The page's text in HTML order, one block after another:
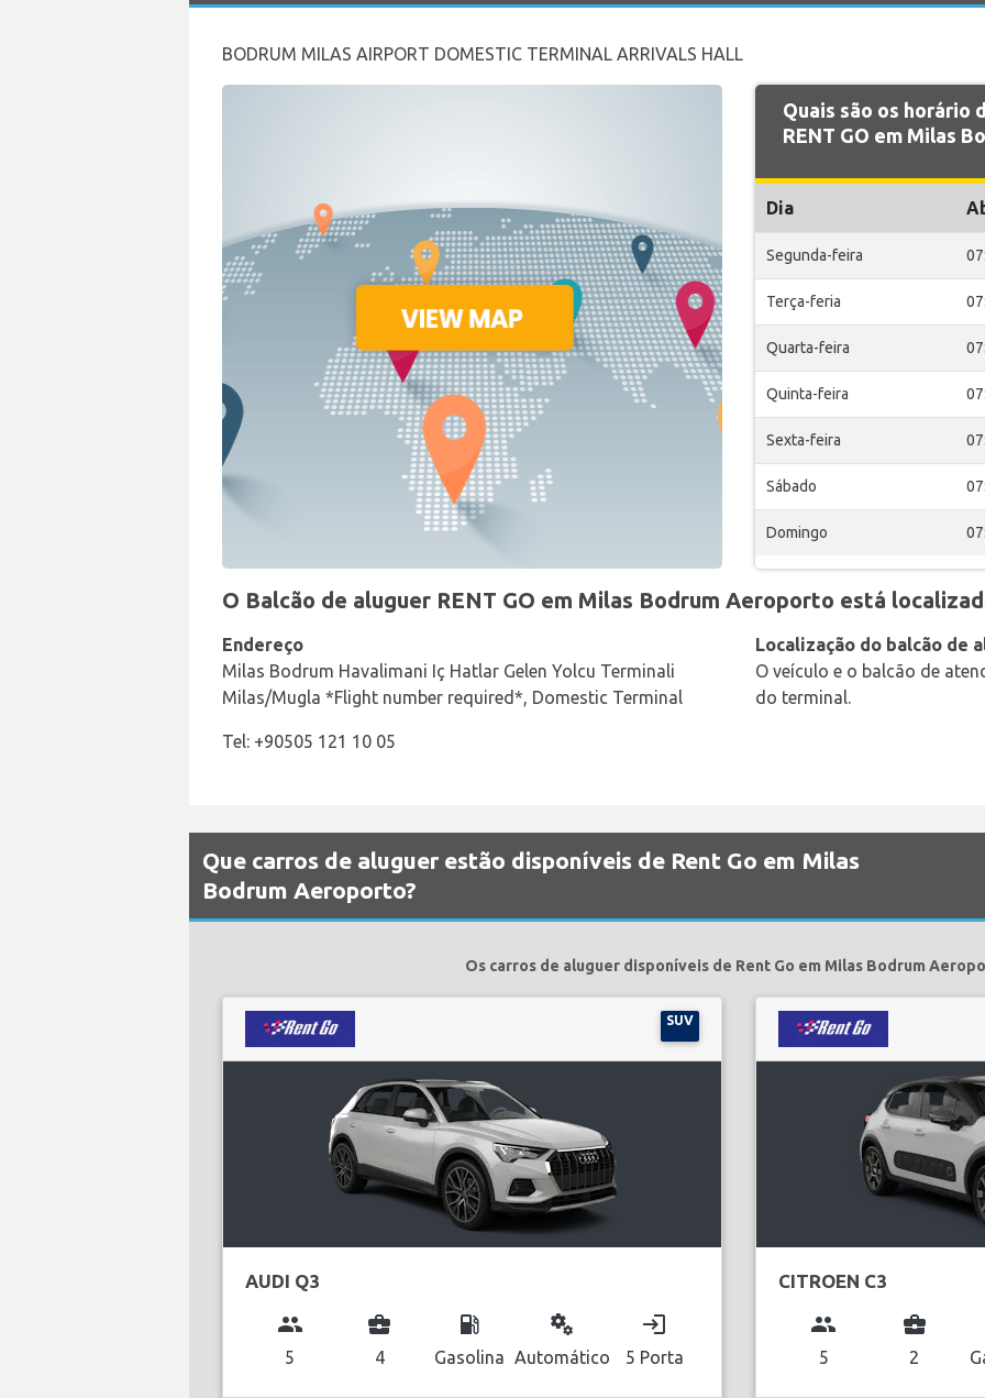
BODRUM MILAS AIRPORT DOMESTIC TERMINAL ARRIVALS HALL
Quais são os horário
RENT GO em Milas
Dia
Segunda-feira
Terça-feria
Quarta-feira
Quinta-feira
Sexta-feira
Sábado
Domingo
O Balcão de aluguer RENT GO em Milas Bodrum Aeroporto está
Endereço
Milas Bodrum Havalimani Iç Hatlar Gelen Yolcu Terminali
Milas/Mugla *Flight number required*, Domestic Terminal
Tel: +90505 121 10 05
Localização do balcão de
O veículo e o balcão de
do terminal.
Que carros de aluguer estão disponíveis de Rent Go em Milas
Bodrum Aeroporto?
Os carros de aluguer disponíveis de Rent Go em Milas Bodrum
SUV
AUDI Q3
group
5
business_center
4
local_gas_station
Gasolina
miscellaneous_services
Automático
login
5 Porta
CITROEN C3
group
5
business_center
2